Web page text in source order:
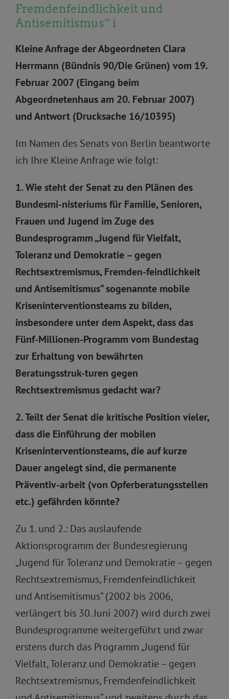
Fremdenfeindlichkeit und
Antisemitismus“ i
Kleine Anfrage der Abgeordneten Clara
Herrmann (Bündnis 90/Die Grünen) vom 19.
Februar 2007 (Eingang beim
Abgeordnetenhaus am 20. Februar 2007)
und Antwort (Drucksache 16/10395)
Im Namen des Senats von Berlin beantworte
ich Ihre Kleine Anfrage wie folgt:
1. Wie steht der Senat zu den Plänen des
Bundesmi-nisteriums für Familie, Senioren,
Frauen und Jugend im Zuge des
Bundesprogramm „Jugend für Vielfalt,
Toleranz und Demokratie – gegen
Rechtsextremismus, Fremden-feindlichkeit
und Antisemitismus“ sogenannte mobile
Kriseninterventionsteams zu bilden,
insbesondere unter dem Aspekt, dass das
Fünf-Millionen-Programm vom Bundestag
zur Erhaltung von bewährten
Beratungsstruk-turen gegen
Rechtsextremismus gedacht war?
2. Teilt der Senat die kritische Position vieler,
dass die Einführung der mobilen
Kriseninterventionsteams, die auf kurze
Dauer angelegt sind, die permanente
Präventiv-arbeit (von Opferberatungsstellen
etc.) gefährden könnte?
Zu 1. und 2.: Das auslaufende
Aktionsprogramm der Bundesregierung
„Jugend für Toleranz und Demokratie – gegen
Rechtsextremismus, Fremdenfeindlichkeit
und Antisemitismus“ (2002 bis 2006,
verlängert bis 30. Juni 2007) wird durch zwei
Bundesprogramme weitergeführt und zwar
erstens durch das Programm „Jugend für
Vielfalt, Toleranz und Demokratie – gegen
Rechtsextremismus, Fremdenfeindlichkeit